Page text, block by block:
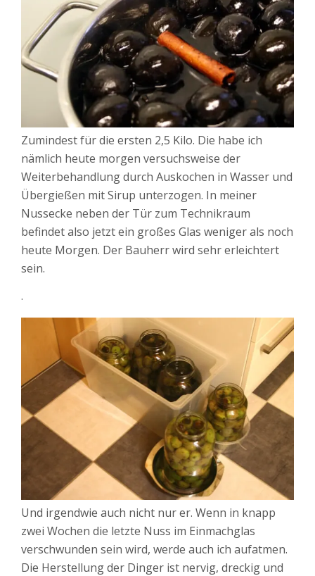
Zumindest für die ersten 2,5 Kilo. Die habe ich
nämlich heute morgen versuchsweise der
Weiterbehandlung durch Auskochen in Wasser und
Übergießen mit Sirup unterzogen. In meiner
Nussecke neben der Tür zum Technikraum
befindet also jetzt ein großes Glas weniger als noch
heute Morgen. Der Bauherr wird sehr erleichtert
sein.
.
Und irgendwie auch nicht nur er. Wenn in knapp
zwei Wochen die letzte Nuss im Einmachglas
verschwunden sein wird, werde auch ich aufatmen.
Die Herstellung der Dinger ist nervig, dreckig und